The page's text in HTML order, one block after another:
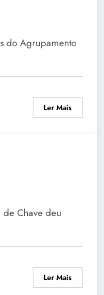
do Agrupamento
Ler Mais
de Chave deu
Ler Mais